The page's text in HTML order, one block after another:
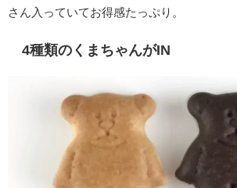
さん入っていてお得感たっぷり。
4種類のくまちゃんがIN